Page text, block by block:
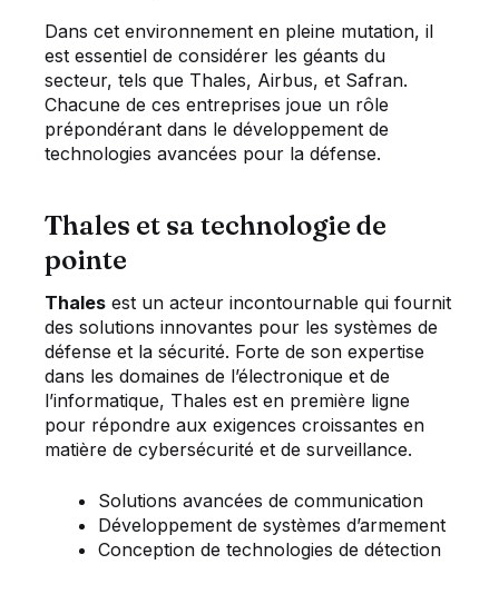
Dans cet environnement en pleine mutation, il
est essentiel de considérer les géants du
secteur, tels que Thales, Airbus, et Safran.
Chacune de ces entreprises joue un rôle
prépondérant dans le développement de
technologies avancées pour la défense.
Thales et sa technologie de
pointe
Thales est un acteur incontournable qui fournit
des solutions innovantes pour les systèmes de
défense et la sécurité. Forte de son expertise
dans les domaines de l’électronique et de
l’informatique, Thales est en première ligne
pour répondre aux exigences croissantes en
matière de cybersécurité et de surveillance.
Solutions avancées de communication
Développement de systèmes d’armement
Conception de technologies de détection